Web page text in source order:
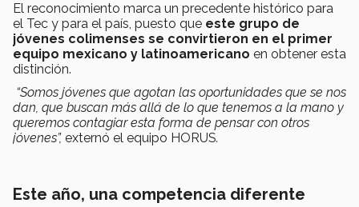
El reconocimiento marca un precedente histórico para
el Tec y para el país, puesto que este grupo de
jóvenes colimenses se convirtieron en el primer
equipo mexicano y latinoamericano en obtener esta
distinción.
“Somos jóvenes que agotan las oportunidades que se nos
dan, que buscan más allá de lo que tenemos a la mano y
queremos contagiar esta forma de pensar con otros
jóvenes”, externó el equipo HORUS.
Este año, una competencia diferente